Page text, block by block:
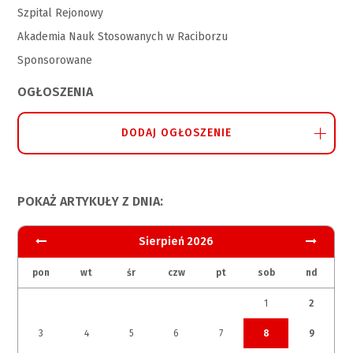
Szpital Rejonowy
Akademia Nauk Stosowanych w Raciborzu
Sponsorowane
OGŁOSZENIA
DODAJ OGŁOSZENIE
POKAŻ ARTYKUŁY Z DNIA:
Sierpień 2026
pon wt śr czw pt sob nd
1 2
3 4 5 6 7 8 9